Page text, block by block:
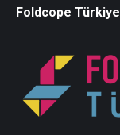
Foldcope Türkiye